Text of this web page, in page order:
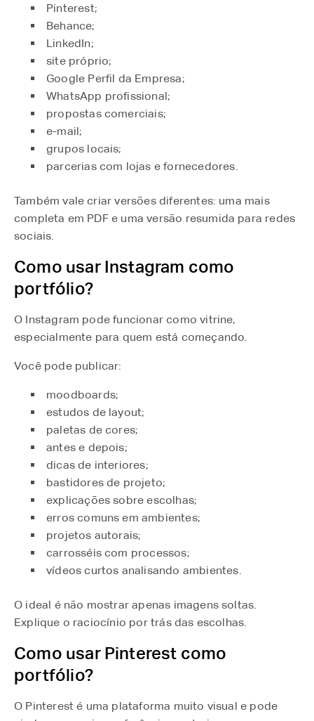
Pinterest;
Behance;
LinkedIn;
site próprio;
Google Perfil da Empresa;
WhatsApp profissional;
propostas comerciais;
e-mail;
grupos locais;
parcerias com lojas e fornecedores.
Também vale criar versões diferentes: uma mais
completa em PDF e uma versão resumida para redes
sociais.
Como usar Instagram como
portfólio?
O Instagram pode funcionar como vitrine,
especialmente para quem está começando.
Você pode publicar:
moodboards;
estudos de layout;
paletas de cores;
antes e depois;
dicas de interiores;
bastidores de projeto;
explicações sobre escolhas;
erros comuns em ambientes;
projetos autorais;
carrosséis com processos;
vídeos curtos analisando ambientes.
O ideal é não mostrar apenas imagens soltas.
Explique o raciocínio por trás das escolhas.
Como usar Pinterest como
portfólio?
O Pinterest é uma plataforma muito visual e pode